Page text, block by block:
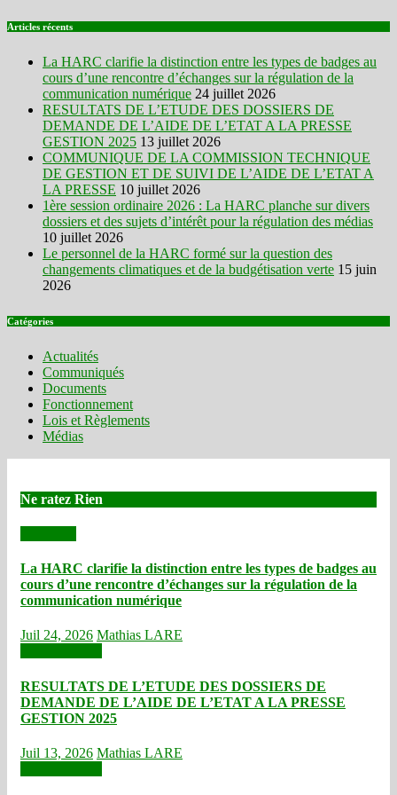
Articles récents
La HARC clarifie la distinction entre les types de badges au
cours d’une rencontre d’échanges sur la régulation de la
communication numérique 24 juillet 2026
RESULTATS DE L’ETUDE DES DOSSIERS DE
DEMANDE DE L’AIDE DE L’ETAT A LA PRESSE
GESTION 2025 13 juillet 2026
COMMUNIQUE DE LA COMMISSION TECHNIQUE
DE GESTION ET DE SUIVI DE L’AIDE DE L’ETAT A
LA PRESSE 10 juillet 2026
1ère session ordinaire 2026 : La HARC planche sur divers
dossiers et des sujets d’intérêt pour la régulation des médias
10 juillet 2026
Le personnel de la HARC formé sur la question des
changements climatiques et de la budgétisation verte 15 juin
2026
Catégories
Actualités
Communiqués
Documents
Fonctionnement
Lois et Règlements
Médias
Ne ratez Rien
La HARC clarifie la distinction entre les types de badges au
cours d’une rencontre d’échanges sur la régulation de la
communication numérique
Juil 24, 2026 Mathias LARE
RESULTATS DE L’ETUDE DES DOSSIERS DE
DEMANDE DE L’AIDE DE L’ETAT A LA PRESSE
GESTION 2025
Juil 13, 2026 Mathias LARE